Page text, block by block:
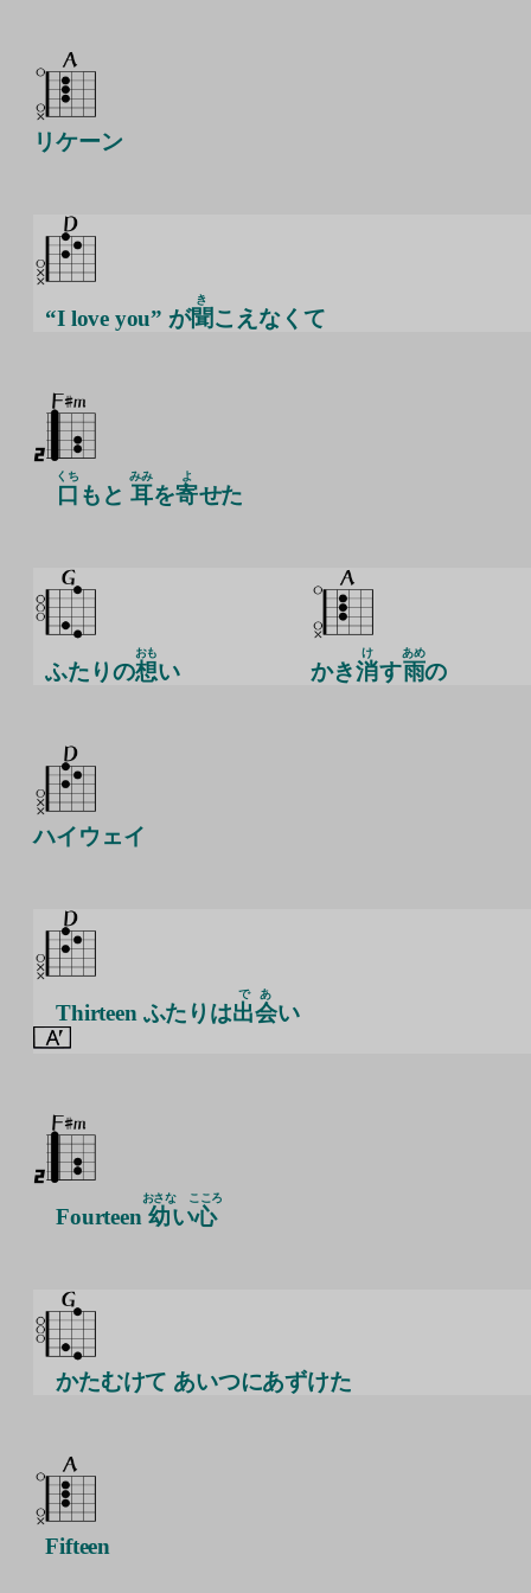
リケーン
“I love you” が聞
き
こえなくて
口
くち
もと 耳
みみ
を寄
よ
せた
ふたりの想
おも
い かき消
け
す雨
あめ
の
ハイウェイ
Thirteen ふたりは出
で
会
あ
い
Fourteen 幼
おさな
い心
こころ
かたむけて あいつにあずけた
Fifteen